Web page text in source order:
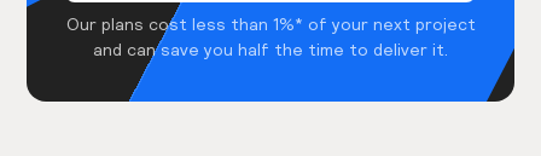
Our plans cost less than 1%* of your next project
and can save you half the time to deliver it.